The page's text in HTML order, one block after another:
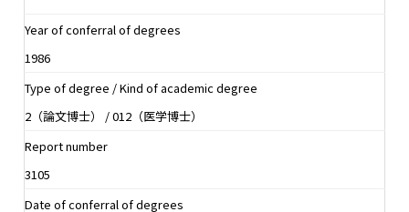
Year of conferral of degrees
1986
Type of degree / Kind of academic degree
2（論文博士） / 012（医学博士）
Report number
3105
Date of conferral of degrees